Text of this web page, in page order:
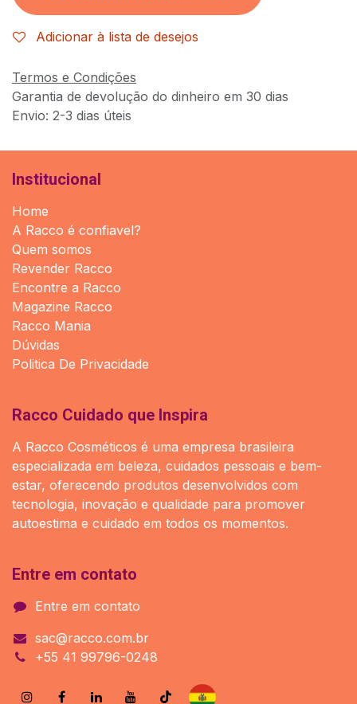
Adicionar à lista de desejos
Termos e Condições
Garantia de devolução do dinheiro em 30 dias
Envio: 2-3 dias úteis
Institucional
Home
A Racco é confiavel?
Quem somos
Revender Racco
Encontre a Racco
Magazine Racco
Racco Mania
Dúvidas
Politica De Privacidade
Racco Cuidado que Inspira
A Racco Cosméticos é uma empresa brasileira
especializada em beleza, cuidados pessoais e bem-
estar, oferecendo produtos desenvolvidos com
tecnologia, inovação e qualidade para promover
autoestima e cuidado em todos os momentos.
Entre em contato
Entre em contato
sac@racco.com.br
+55 41 99796-0248